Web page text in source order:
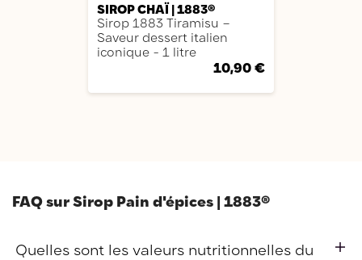
SIROP CHAÏ | 1883®
Sirop 1883 Tiramisu –
Saveur dessert italien
iconique - 1 litre
10,90 €
FAQ sur Sirop Pain d'épices | 1883®
Quelles sont les valeurs nutritionnelles du